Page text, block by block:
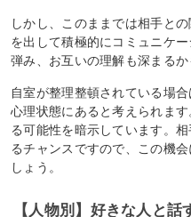
しかし、このままでは相手と
を出して積極的にコミュニケ
弾み、お互いの理解も深まるか
自室が整理整頓されている場
心理状態にあると考えられま
る可能性を暗示しています。
るチャンスですので、この機
しょう。
【人物別】好きな人と話